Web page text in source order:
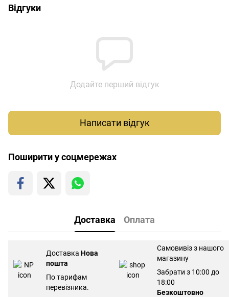
Відгуки
Додайте перший відгук
Написати відгук
Поширити у соцмережах
Доставка Оплата
Доставка Нова
пошта
По тарифам
перевізника.
Самовивіз з нашого
магазину
Забрати з 10:00 до
18:00
Безкоштовно